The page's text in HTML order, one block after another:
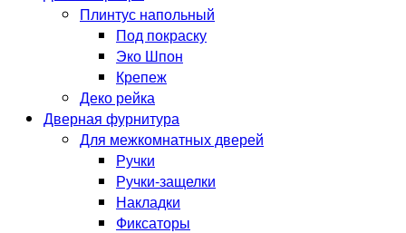
Плинтус напольный
Под покраску
Эко Шпон
Крепеж
Деко рейка
Дверная фурнитура
Для межкомнатных дверей
Ручки
Ручки-защелки
Накладки
Фиксаторы